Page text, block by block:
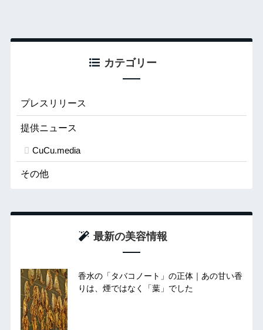
カテゴリー
プレスリリース
提供ニュース
CuCu.media
その他
最新の美容情報
香水の「タバコノート」の正体｜あの甘い香
りは、煙ではなく「葉」でした